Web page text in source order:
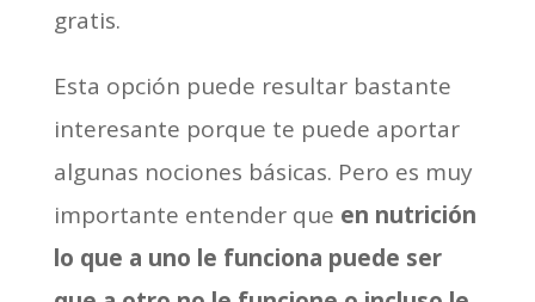
gratis.
Esta opción puede resultar bastante
interesante porque te puede aportar
algunas nociones básicas. Pero es muy
importante entender que en nutrición
lo que a uno le funciona puede ser